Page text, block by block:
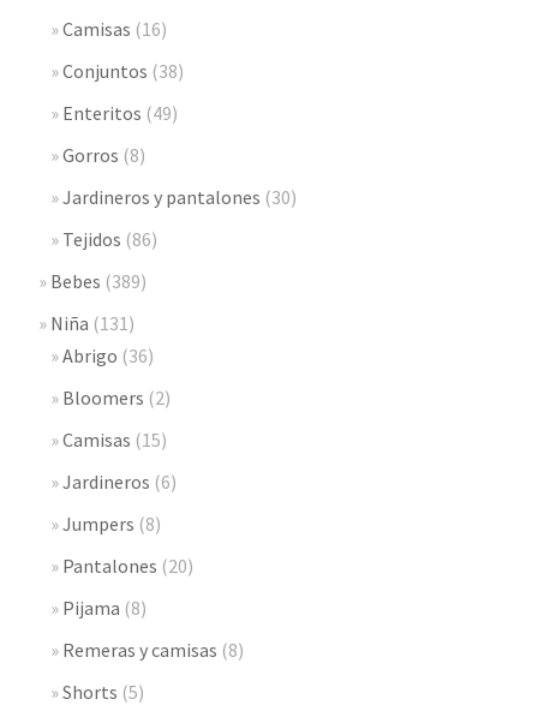
Camisas (16)
Conjuntos (38)
Enteritos (49)
Gorros (8)
Jardineros y pantalones (30)
Tejidos (86)
Bebes (389)
Niña (131)
Abrigo (36)
Bloomers (2)
Camisas (15)
Jardineros (6)
Jumpers (8)
Pantalones (20)
Pijama (8)
Remeras y camisas (8)
Shorts (5)